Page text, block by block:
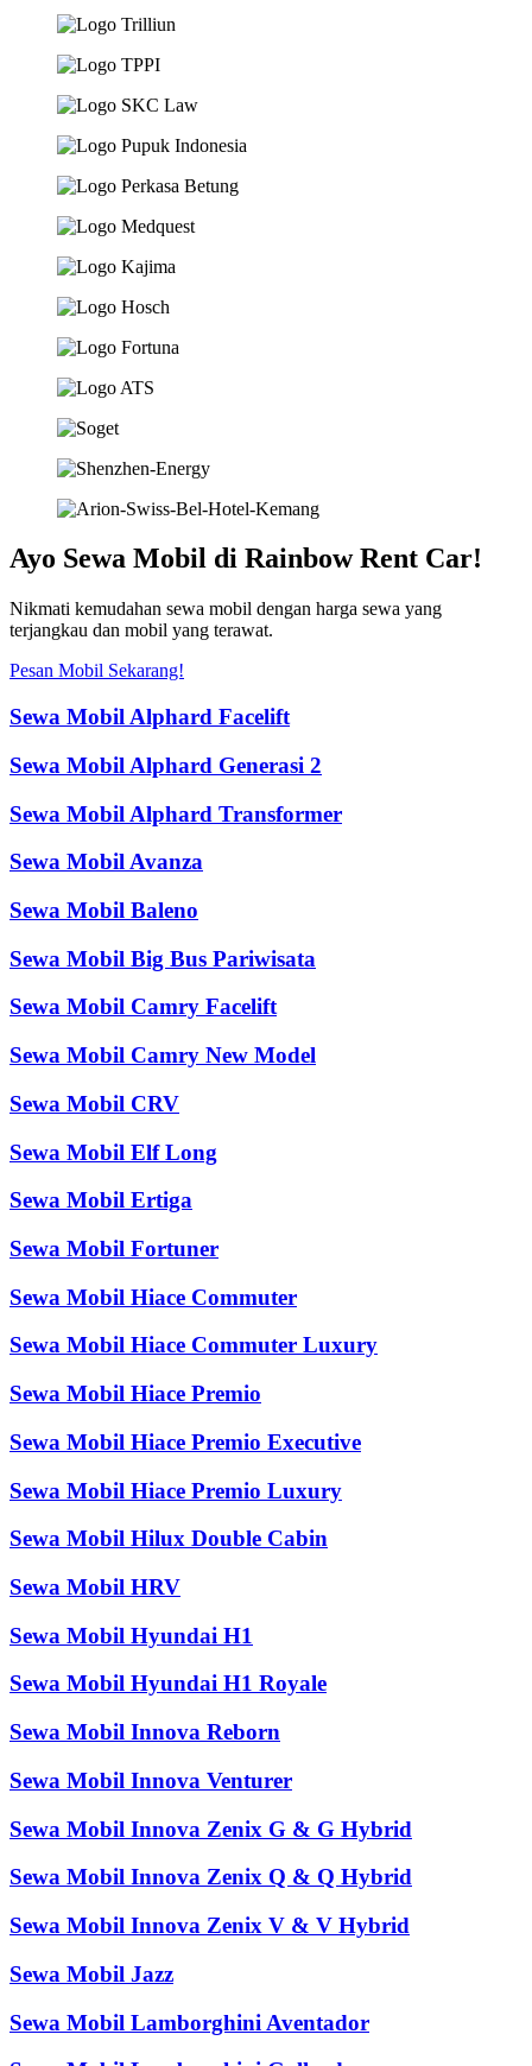
Ayo Sewa Mobil di Rainbow Rent Car!
Nikmati kemudahan sewa mobil dengan harga sewa yang
terjangkau dan mobil yang terawat.
Pesan Mobil Sekarang!
Sewa Mobil Alphard Facelift
Sewa Mobil Alphard Generasi 2
Sewa Mobil Alphard Transformer
Sewa Mobil Avanza
Sewa Mobil Baleno
Sewa Mobil Big Bus Pariwisata
Sewa Mobil Camry Facelift
Sewa Mobil Camry New Model
Sewa Mobil CRV
Sewa Mobil Elf Long
Sewa Mobil Ertiga
Sewa Mobil Fortuner
Sewa Mobil Hiace Commuter
Sewa Mobil Hiace Commuter Luxury
Sewa Mobil Hiace Premio
Sewa Mobil Hiace Premio Executive
Sewa Mobil Hiace Premio Luxury
Sewa Mobil Hilux Double Cabin
Sewa Mobil HRV
Sewa Mobil Hyundai H1
Sewa Mobil Hyundai H1 Royale
Sewa Mobil Innova Reborn
Sewa Mobil Innova Venturer
Sewa Mobil Innova Zenix G & G Hybrid
Sewa Mobil Innova Zenix Q & Q Hybrid
Sewa Mobil Innova Zenix V & V Hybrid
Sewa Mobil Jazz
Sewa Mobil Lamborghini Aventador